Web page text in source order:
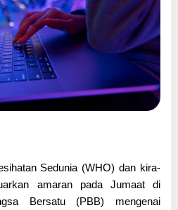
Sedunia (WHO) dan kira-
amaran pada Jumaat di
Bersatu (PBB) mengenai